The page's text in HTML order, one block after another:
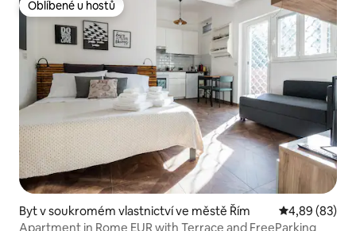
Oblíbené u hostů
Oblíbené u hostů
Byt v soukromém vlastnictví ve městě Řím Průměrné
4,89 (83)
Apartment in Rome EUR with Terrace and FreeParking